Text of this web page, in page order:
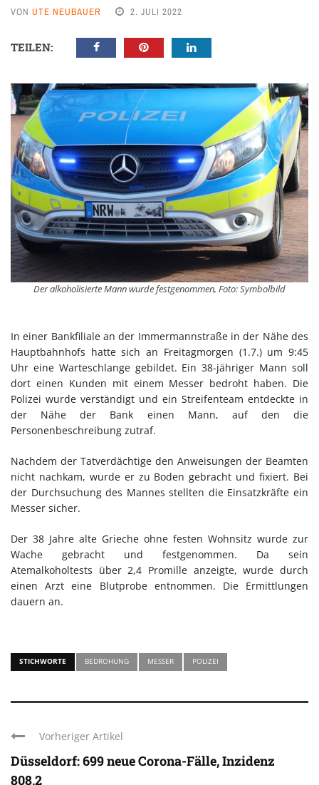
VON UTE NEUBAUER 2. JULI 2022
TEILEN:
Der alkoholisierte Mann wurde festgenommen, Foto: Symbolbild
In einer Bankfiliale an der Immermannstraße in der Nähe des
Hauptbahnhofs hatte sich an Freitagmorgen (1.7.) um 9:45
Uhr eine Warteschlange gebildet. Ein 38-jähriger Mann soll
dort einen Kunden mit einem Messer bedroht haben. Die
Polizei wurde verständigt und ein Streifenteam entdeckte in
der Nähe der Bank einen Mann, auf den die
Personenbeschreibung zutraf.
Nachdem der Tatverdächtige den Anweisungen der Beamten
nicht nachkam, wurde er zu Boden gebracht und fixiert. Bei
der Durchsuchung des Mannes stellten die Einsatzkräfte ein
Messer sicher.
Der 38 Jahre alte Grieche ohne festen Wohnsitz wurde zur
Wache gebracht und festgenommen. Da sein
Atemalkoholtests über 2,4 Promille anzeigte, wurde durch
einen Arzt eine Blutprobe entnommen. Die Ermittlungen
dauern an.
STICHWORTE BEDROHUNG MESSER POLIZEI
Vorheriger Artikel
Düsseldorf: 699 neue Corona-Fälle, Inzidenz
808,2